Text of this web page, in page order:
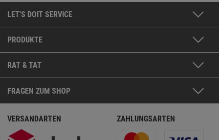
LET'S DOIT SERVICE
PRODUKTE
RAT & TAT
FRAGEN ZUM SHOP
VERSANDARTEN ZAHLUNGSARTEN